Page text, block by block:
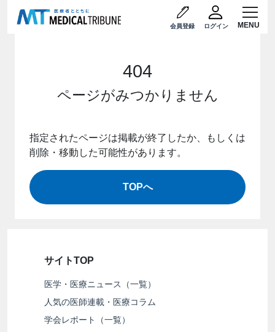
会員登録 ログイン
404
ページがみつかりません
指定されたページは掲載が終了したか、もしくは
削除・移動した可能性があります。
TOPへ
サイトTOP
医学・医療ニュース（一覧）
人気の医師連載・医療コラム
学会レポート（一覧）